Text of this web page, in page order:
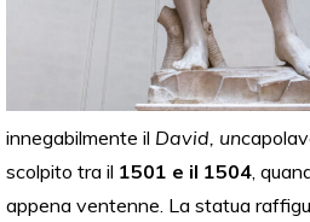
innegabilmente il David, un
scolpito tra il 1501 e il 1504 ,
appena ventenne. La statua